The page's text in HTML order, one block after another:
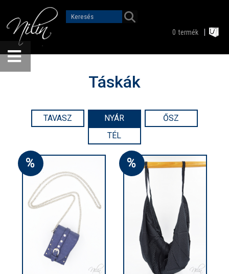
0 termék
Táskák
TAVASZ NYÁR
ŐSZ
TÉL
% %